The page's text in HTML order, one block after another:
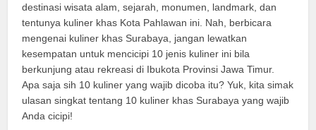
destinasi wisata alam, sejarah, monumen, landmark, dan
tentunya kuliner khas Kota Pahlawan ini. Nah, berbicara
mengenai kuliner khas Surabaya, jangan lewatkan
kesempatan untuk mencicipi 10 jenis kuliner ini bila
berkunjung atau rekreasi di Ibukota Provinsi Jawa Timur.
Apa saja sih 10 kuliner yang wajib dicoba itu? Yuk, kita simak
ulasan singkat tentang 10 kuliner khas Surabaya yang wajib
Anda cicipi!